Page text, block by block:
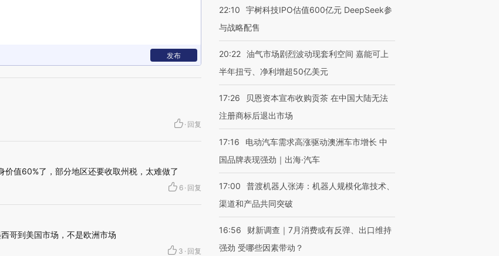
发布
· 回复
价值60%了，部分地区还要收取州税，太难做了
6 · 回复
哥到美国市场，不是欧洲市场
3 · 回复
22:10
宇树科技IPO估值600亿元 DeepSeek参
与战略配售
20:22 油气市场剧烈波动现套利空间 嘉能可上
半年扭亏、净利增超50亿美元
17:26
贝恩资本宣布收购贡茶 在中国大陆无法
注册商标后退出市场
17:16
电动汽车需求高涨驱动澳洲车市增长 中
国品牌表现强劲｜出海·汽车
17:00
普渡机器人张涛：机器人规模化靠技术、
渠道和产品共同突破
16:56
财新调查｜7月消费或有反弹、出口维持
强劲 受哪些因素带动？